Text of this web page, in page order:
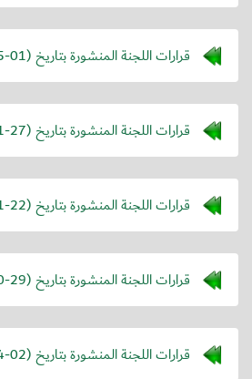
قرارات اللجنة المنشورة بتاريخ (01
قرارات اللجنة المنشورة بتاريخ (27
قرارات اللجنة المنشورة بتاريخ (22
قرارات اللجنة المنشورة بتاريخ (29
قرارات اللجنة المنشورة بتاريخ (02